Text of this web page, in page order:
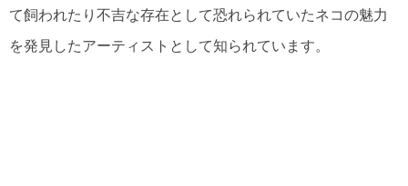
て飼われたり不吉な存在として恐れられていたネコの魅力
を発見したアーティストとして知られています。